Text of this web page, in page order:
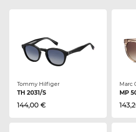
Tommy Hilfiger
TH 2031/S
144,00 €
Marc
MP